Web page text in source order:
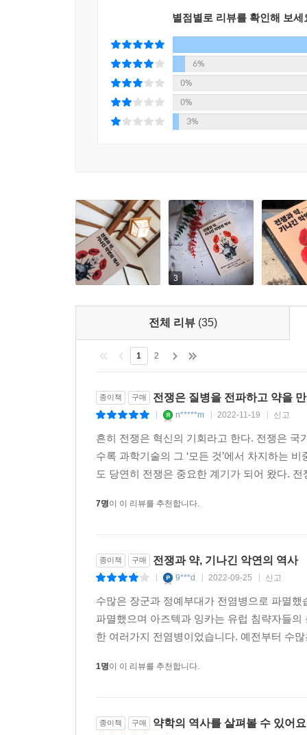
하고 있었다. 페놀이 폭탄의 원료인 피크르산 생
그랬던 라보리는 당시 연구되고 있던 항히스타민
는 탁월한 물질이다. 얼마나 잘 진정시키는지 항
해서 수술 효과를 높일 수 있지 않을까? 라보리
런데 좌절하던 라보리에게 신기한 결과가 눈에
1950년대까지 전신마취에 사용되었다. 전쟁에
정작 이라크는 화학무기를 사용하지 않았고
증후군이라는 외상후스트레스장애(PTSD)에 시달
약이 전쟁을 만들기도 한다. 각성제로 사용된
사이에서 이른바 ‘필로폰’이라는 피로 회복제로
지나치게 빠른 반응속도와 공격성 때문에 일어
원료인 아편은 아편전쟁의 직접적인 원인이 되기
죽인 수면가스의 성분도 다름 아닌 펜타닐이었다
만들었는지, 나아가 이러한 ‘흑역사’가 단순히 지
둘째가라면 서러울 위험한 악당들이 서로 영향
끼어들면서 상황은 더 복잡해진다. 의약품이 때
전쟁이 남긴 질병, 의약품과 함께 우리는 하루를
선을 넘는 자들과 전쟁이 남긴 청구서,
테러리스트 그리고 마약과의 끝나지 않는 전쟁
러시아와 우크라이나의 전쟁이 한창이다. 전
상황으로까지 치닫고 있다. 그 살상 무기란 다름
사용되었던 노비촉은 적은 양으로도 나발니의
이복형제인 김정남으로 밝혀졌다.
우리의 일상도 충분히 안전하지만은 않다.
마비되었는데, 지폐에서는 치사량이 고작 2밀리
일본 도쿄에서는 더욱 극단적인 일이 일어났다.
중독된 많은 승객들은 프랄리독심의 활약으로
별점별로 리뷰를 확인해 보세
6%
0%
0%
3%
3
전체 리뷰 (35)
1 2
종이책 구매 전쟁은 질병을 전파하고 약을
n*****m 2022-11-19 신고
흔히 전쟁은 혁신의 기회라고 한다. 전쟁은
수록 과학기술의 그 ‘모든 것’에서 차지하는
도 당연히 전쟁은 중요한 계기가 되어 왔다.
7명이 이 리뷰를 추천합니다.
종이책 구매 전쟁과 약, 기나긴 악연의 역사
9***d 2022-09-25 신고
수많은 장군과 정예부대가 전염병으로 파멸
파멸했으며 아즈텍과 잉카는 유럽 침략자들
한 여러가지 전염병이었습니다. 예전부터 수
1명이 이 리뷰를 추천합니다.
종이책 구매 약학의 역사를 살펴볼 수 있어